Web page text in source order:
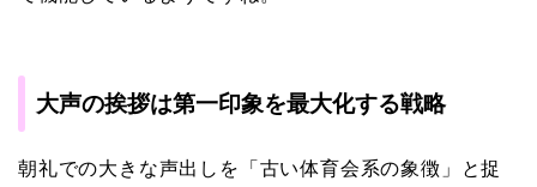
大声の挨拶は第一印象を最大化する戦略
朝礼での大きな声出しを「古い体育会系の象徴」と捉